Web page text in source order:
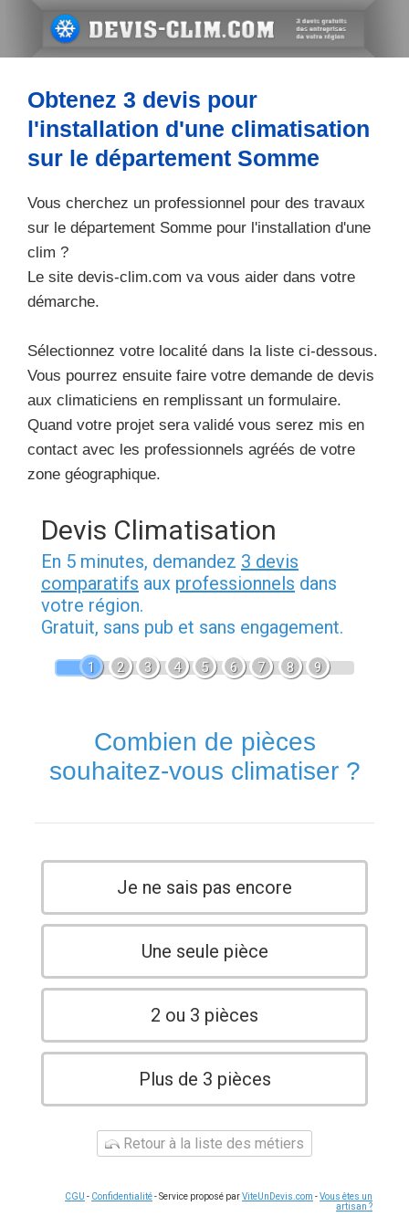
contenu
Obtenez 3 devis pour
l'installation d'une climatisation
sur le département Somme
Vous cherchez un professionnel pour des travaux
sur le département Somme pour l'installation d'une
clim ?
Le site devis-clim.com va vous aider dans votre
démarche.
Sélectionnez votre localité dans la liste ci-dessous.
Vous pourrez ensuite faire votre demande de devis
aux climaticiens en remplissant un formulaire.
Quand votre projet sera validé vous serez mis en
contact avec les professionnels agréés de votre
zone géographique.
Devis Climatisation
En 5 minutes, demandez 3 devis
comparatifs aux professionnels dans
votre région.
Gratuit, sans pub et sans engagement.
1 2 3 4 5 6 7 8 9
Combien de pièces
souhaitez-vous climatiser ?
Je ne sais pas encore
Une seule pièce
2 ou 3 pièces
Plus de 3 pièces
Retour à la liste des métiers
CGU - Confidentialité- Service proposé parViteUnDevis.com -Vous êtes un
artisan ?